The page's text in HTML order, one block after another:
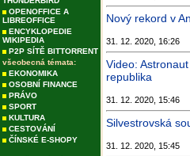
OPENOFFICE A
LIBREOFFICE
ENCYKLOPEDIE
WIKIPEDIA
P2P SÍTĚ BITTORRENT
všeobecná témata:
EKONOMIKA
OSOBNÍ FINANCE
PRÁVO
SPORT
KULTURA
CESTOVÁNÍ
ČÍNSKÉ E-SHOPY
Nový rekord v
31. 12. 2020, 16:26
Video:
republika
31. 12. 2020, 15:46
Silvestrovská
31. 12. 2020, 15:45